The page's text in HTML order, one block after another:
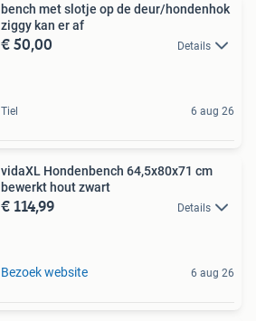
bench met slotje op de deur/hondenhok
ziggy kan er af
€ 50,00 Details
Tiel 6 aug 26
vidaXL Hondenbench 64,5x80x71 cm
bewerkt hout zwart
€ 114,99 Details
Bezoek website 6 aug 26